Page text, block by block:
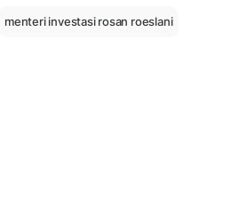
menteri investasi rosan roeslani